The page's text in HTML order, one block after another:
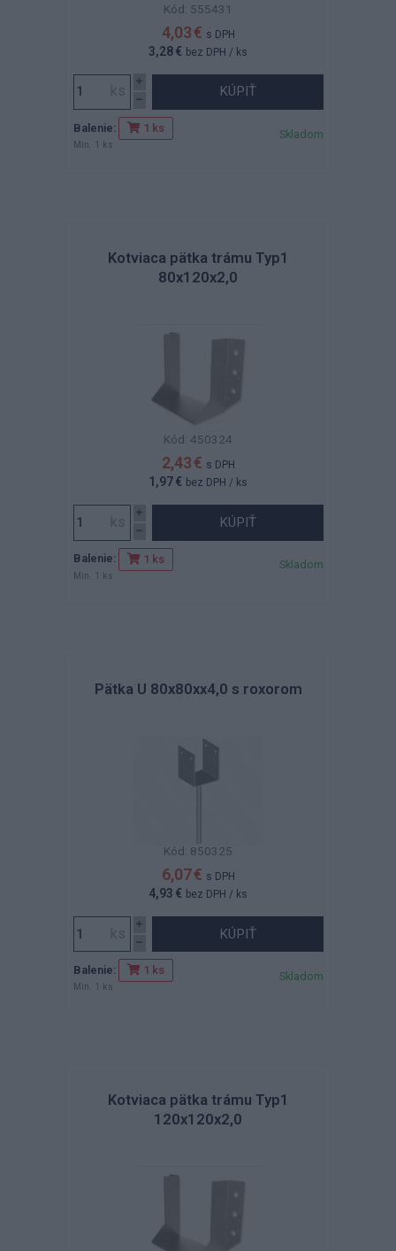
Kód: 555431
4,03 € s DPH
3,28 € bez DPH / ks
KÚPIŤ
Balenie: 1 ks
Min. 1 ks
Skladom
Kotviaca pätka trámu Typ1
80x120x2,0
Kód: 450324
2,43 € s DPH
1,97 € bez DPH / ks
KÚPIŤ
Balenie: 1 ks
Min. 1 ks
Skladom
Pätka U 80x80xx4,0 s roxorom
Kód: 850325
6,07 € s DPH
4,93 € bez DPH / ks
KÚPIŤ
Balenie: 1 ks
Min. 1 ks
Skladom
Kotviaca pätka trámu Typ1
120x120x2,0